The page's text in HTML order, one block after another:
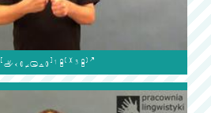
